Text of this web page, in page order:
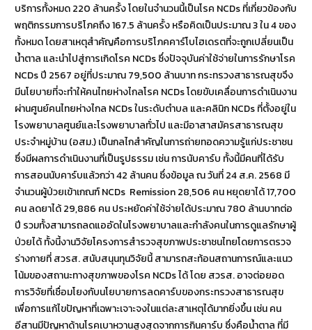
บริการทั้งหมด 220 ล้านครั้ง โดยในจำนวนนี้เป็นโรค NCDs ที่เกี่ยวข้องกับ
พฤติกรรมการบริโภคถึง 167.5 ล้านครั้ง หรือคิดเป็นประมาณ 3 ใน 4 ของ
ทั้งหมด โดยสาเหตุสำคัญคือการบริโภคคาร์โบไฮเดรตที่จะถูกเปลี่ยนเป็น
น้ำตาล และนำไปสู่การเกิดโรค NCDs ซึ่งปัจจุบันค่าใช้จ่ายในการรักษาโรค
NCDs ปี 2567 อยู่ที่ประมาณ 79,500 ล้านบาท กระทรวงสาธารณสุขจึง
มีนโยบายที่จะทำให้คนไทยห่างไกลโรค NCDs โดยขับเคลื่อนการดำเนินงาน
ผ่านศูนย์คนไทยห่างไกล NCDs ในระดับตำบล และคลินิก NCDs ที่ตั้งอยู่ใน
โรงพยาบาลศูนย์และโรงพยาบาลทั่วไป และมีอาสาสมัครสาธารณสุข
ประจำหมู่บ้าน (อสม.) เป็นกลไกสำคัญในการถ่ายทอดความรู้แก่ประชาชน
ซึ่งมีผลการดำเนินงานที่เป็นรูปธรรม เช่น การนับคาร์บ ทั้งนี้มีคนที่ได้รับ
การสอนนับคาร์บแล้วกว่า 42 ล้านคน ซึ่งข้อมูล ณ วันที่ 24 ส.ค. 2568 มี
จำนวนผู้ป่วยเข้าเกณฑ์ NCDs Remission 28,506 คน หยุดยาได้ 17,700
คน ลดยาได้ 29,886 คน ประหยัดค่าใช้จ่ายได้ประมาณ 780 ล้านบาทต่อ
ปี รวมทั้งสามารถลดแออัดในโรงพยาบาลและกำลังคนในการดูแลรักษาผู้
ป่วยได้ ทั้งนี้งานวิจัยโครงการสำรวจสุขภาพประชาชนไทยโดยการตรวจ
ร่างกายที่ สวรส. สนับสนุนทุนวิจัยนี้ สามารถสะท้อนสถานการณ์และแนว
โน้มของสถานะทางสุขภาพของโรค NCDs ได้ โดย สวรส. อาจต่อยอด
การวิจัยที่เชื่อมโยงกับนโยบายการลดคาร์บของกระทรวงสาธารณสุข
เพื่อการแก้ไขปัญหาที่เฉพาะเจาะจงในแต่ละสาเหตุได้มากยิ่งขึ้น เช่น คน
อีสานมีปัญหาด้านโรคเบาหวานสูงสุดจากการกินคาร์บ ซึ่งคือน้ำตาล ที่มี